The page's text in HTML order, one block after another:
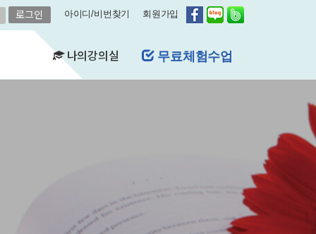
아이디/비번찾기 회원가입
영어첨삭
쿠폰관리
결제내역
나의강의실 무료체험수업